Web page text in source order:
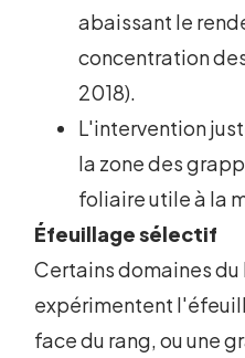
abaissant le
concentration
2018).
L'intervention
la zone des
foliaire utile à la
Éfeuillage sélectif
Certains domaines
expérimentent
face du rang, ou une